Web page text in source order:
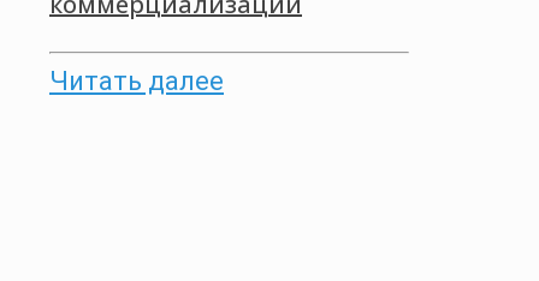
Читать далее